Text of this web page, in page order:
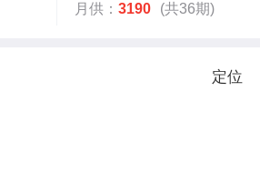
月供： 3190 (共36期)
定位